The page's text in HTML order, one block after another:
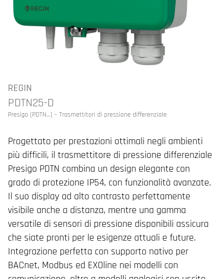
REGIN
PDTN25-D
Presigo (PDTN…) – Trasmettitori di pressione differenziale
Progettato per prestazioni ottimali negli ambienti
più difficili, il trasmettitore di pressione differenziale
Presigo PDTN combina un design elegante con
grado di protezione IP54, con funzionalità avanzate.
Il suo display ad alto contrasto perfettamente
visibile anche a distanza, mentre una gamma
versatile di sensori di pressione disponibili assicura
che siate pronti per le esigenze attuali e future.
Integrazione perfetta con supporto nativo per
BACnet, Modbus ed EXOline nei modelli con